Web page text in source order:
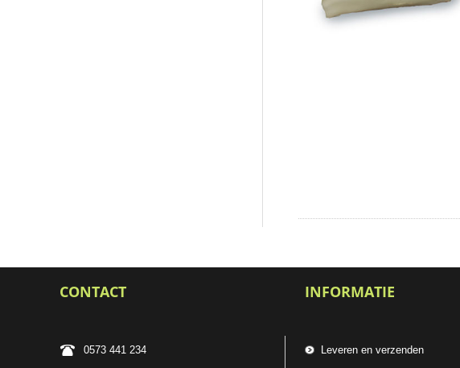
CONTACT
0573 441 234
INFORMATIE
Leveren en verzenden